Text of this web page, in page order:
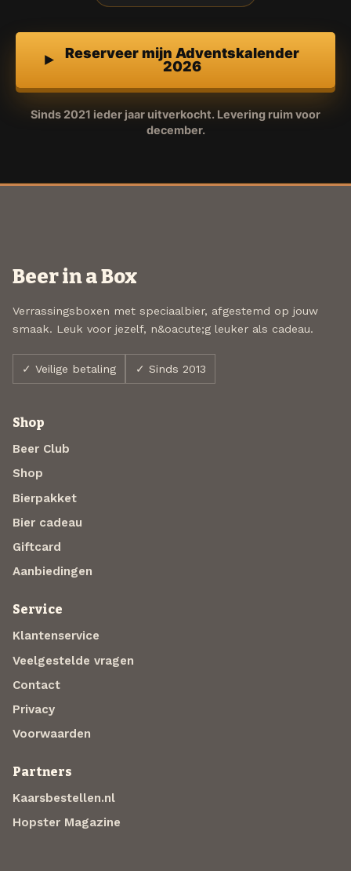
Reserveer mijn Adventskalender
2026
Sinds 2021 ieder jaar uitverkocht. Levering ruim voor
december.
Beer in a Box
Verrassingsboxen met speciaalbier, afgestemd op jouw
smaak. Leuk voor jezelf, n&oacute;g leuker als cadeau.
✓ Veilige betaling ✓ Sinds 2013
Shop
Beer Club
Shop
Bierpakket
Bier cadeau
Giftcard
Aanbiedingen
Service
Klantenservice
Veelgestelde vragen
Contact
Privacy
Voorwaarden
Partners
Kaarsbestellen.nl
Hopster Magazine